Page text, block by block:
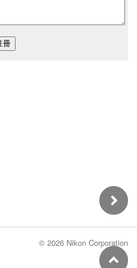
© 2026 Nikon Corporation